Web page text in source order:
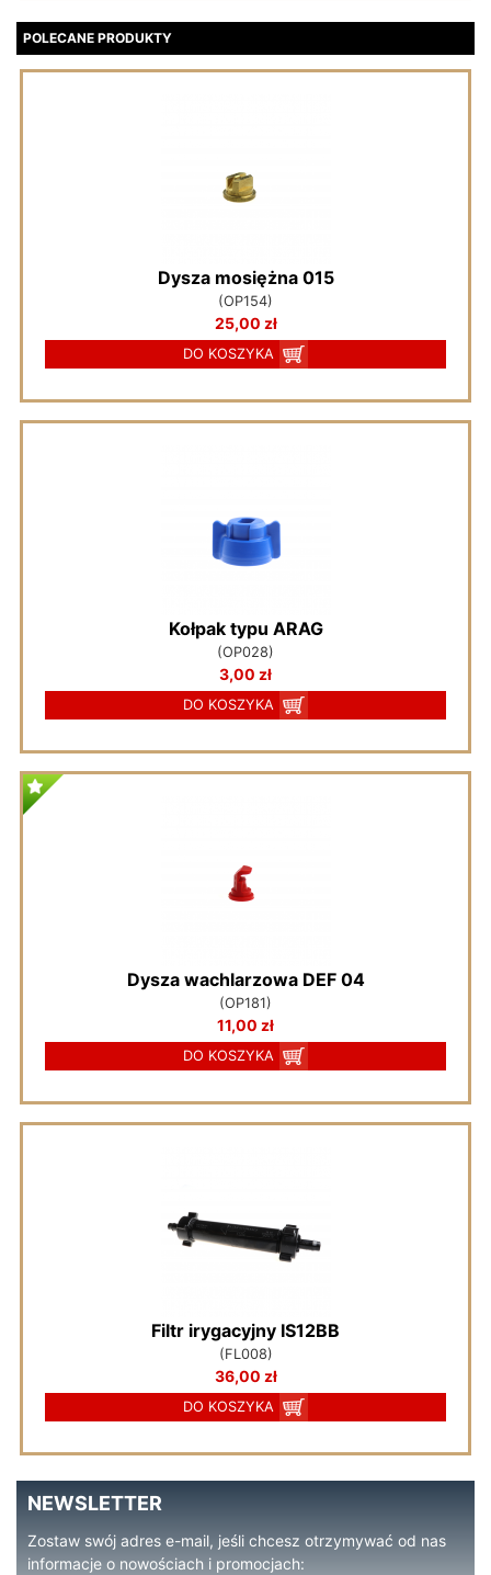
NEWSLETTER
Zostaw swój adres e-mail, jeśli chcesz otrzymywać od nas
informacje o nowościach i promocjach:
POLECANE PRODUKTY
Dysza mosiężna 015
(OP154)
25,00 zł
DO KOSZYKA
Kołpak typu ARAG
(OP028)
3,00 zł
DO KOSZYKA
Dysza wachlarzowa DEF 04
(OP181)
11,00 zł
DO KOSZYKA
Filtr irygacyjny IS12BB
(FL008)
36,00 zł
DO KOSZYKA